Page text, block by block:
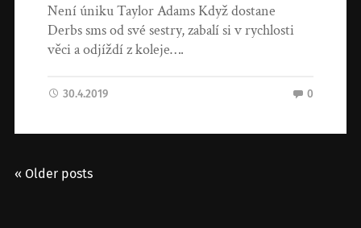
Není úniku Taylor Adams Když dostane
Derbs sms od své sestry, zabalí si v rychlosti
věci a odjíždí z koleje….
30.4.2019 0
« Older posts